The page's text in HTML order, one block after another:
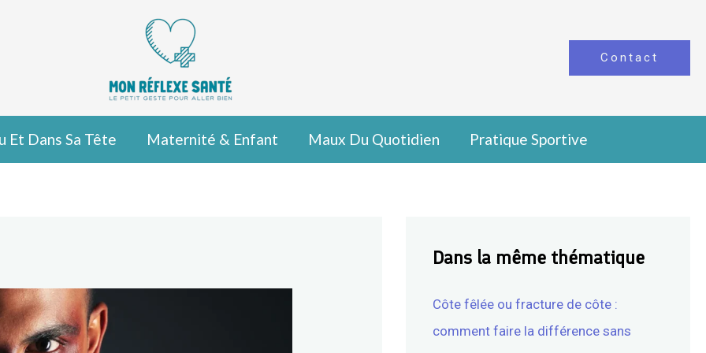
Contact
Et Dans Sa Tête Maternité & Enfant Maux Du Quotidien Pratique Sportive
Dans la même thématique
Côte fêlée ou fracture de côte :
comment faire la différence sans